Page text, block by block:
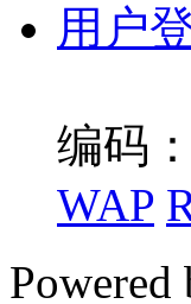
用户
编码
WAP
Powered